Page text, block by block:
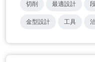
切削 最適設計
金型設計 工具